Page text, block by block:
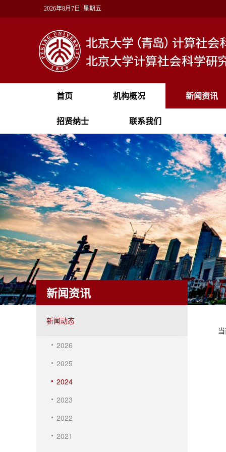
2026年8月7日 星期五
首页 机构概况 新闻资讯
招贤纳士 联系我们
新闻资讯
新闻动态
2026
2025
2024
2023
2022
2021